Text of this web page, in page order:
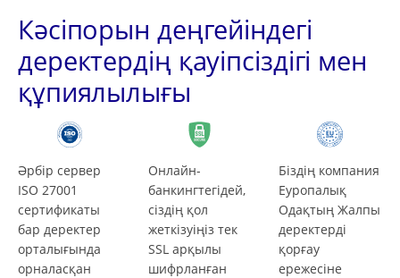
Кәсіпорын деңгейіндегі
деректердің қауіпсіздігі мен
құпиялылығы
Әрбір сервер
ISO 27001
сертификаты
бар деректер
орталығында
орналасқан
Онлайн-
банкингтегідей,
сіздің қол
жеткізуіңіз тек
SSL арқылы
шифрланған
Біздің компания
Еуропалық
Одақтың Жалпы
деректерді
қорғау
ережесіне